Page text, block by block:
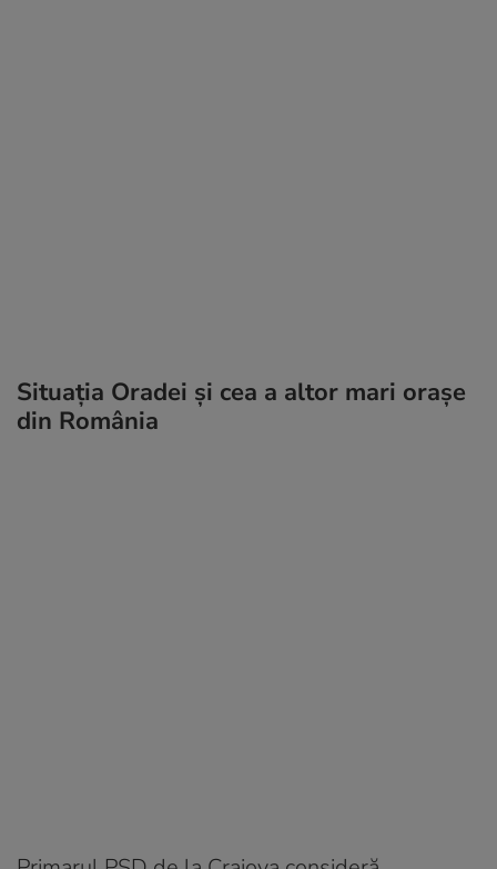
Situația Oradei și cea a altor mari orașe
din România